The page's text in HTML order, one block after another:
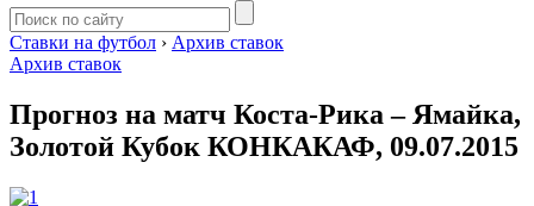
Ставки на футбол › Архив ставок
Архив ставок
Прогноз на матч Коста-Рика – Ямайка,
Золотой Кубок КОНКАКАФ, 09.07.2015